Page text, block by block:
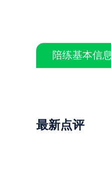
陪练基本信息
最新点评